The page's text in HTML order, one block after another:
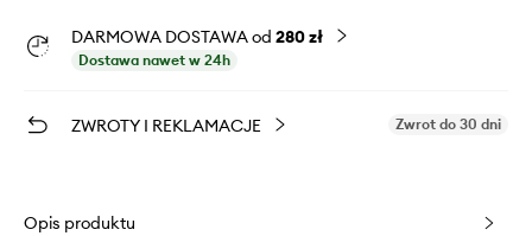
DARMOWA DOSTAWA od 280 zł
Dostawa nawet w 24h
ZWROTY I REKLAMACJE Zwrot do 30 dni
Opis produktu